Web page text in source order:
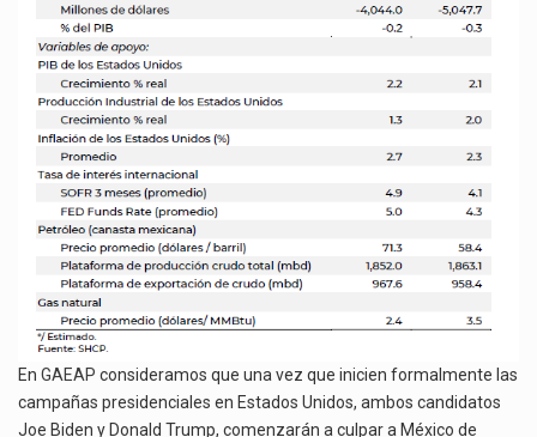
En GAEAP consideramos que una vez que inicien formalmente las
campañas presidenciales en Estados Unidos, ambos candidatos
Joe Biden y Donald Trump, comenzarán a culpar a México de